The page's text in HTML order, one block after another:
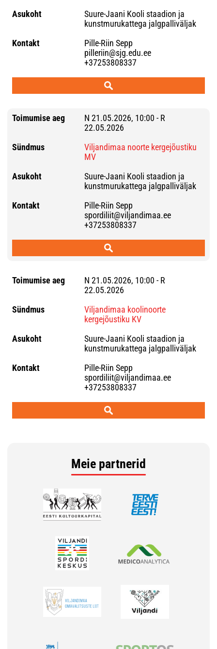
Suure-Jaani Kooli staadion ja
kunstmurukattega jalgpalliväljak
Pille-Riin Sepp
pilleriin@sjg.edu.ee
+37253808337
N 21.05.2026, 10:00 - R
22.05.2026
Viljandimaa noorte kergejõustiku
MV
Suure-Jaani Kooli staadion ja
kunstmurukattega jalgpalliväljak
Pille-Riin Sepp
spordiliit@viljandimaa.ee
+37253808337
N 21.05.2026, 10:00 - R
22.05.2026
Viljandimaa koolinoorte
kergejõustiku KV
Suure-Jaani Kooli staadion ja
kunstmurukattega jalgpalliväljak
Pille-Riin Sepp
spordiliit@viljandimaa.ee
+37253808337
Meie partnerid